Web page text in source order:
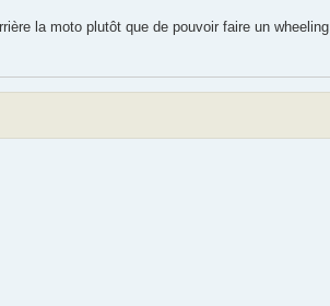
la moto plutôt que de pouvoir faire un wheeling